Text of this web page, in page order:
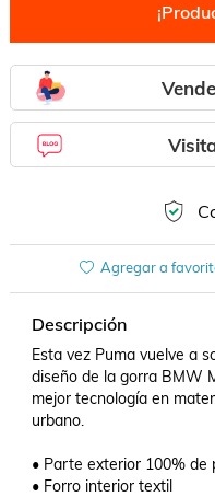
Agregar a
Descripción
Esta vez Puma vuelve a
diseño de la gorra BMW
mejor tecnología en
urbano.
• Parte exterior 100% de
• Forro interior textil